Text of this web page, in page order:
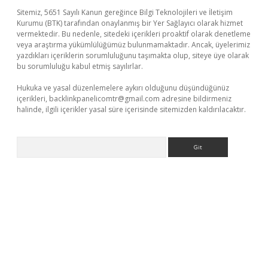
Sitemiz, 5651 Sayılı Kanun gereğince Bilgi Teknolojileri ve İletişim
Kurumu (BTK) tarafından onaylanmış bir Yer Sağlayıcı olarak hizmet
vermektedir. Bu nedenle, sitedeki içerikleri proaktif olarak denetleme
veya araştırma yükümlülüğümüz bulunmamaktadır. Ancak, üyelerimiz
yazdıkları içeriklerin sorumluluğunu taşımakta olup, siteye üye olarak
bu sorumluluğu kabul etmiş sayılırlar.
Hukuka ve yasal düzenlemelere aykırı olduğunu düşündüğünüz
içerikleri, backlinkpanelicomtr@gmail.com adresine bildirmeniz
halinde, ilgili içerikler yasal süre içerisinde sitemizden kaldırılacaktır.